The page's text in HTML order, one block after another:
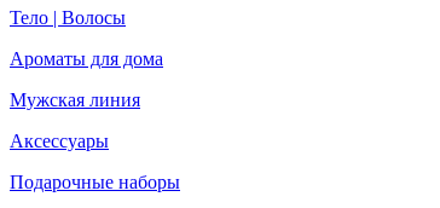
Тело | Волосы
Ароматы для дома
Мужская линия
Аксессуары
Подарочные наборы